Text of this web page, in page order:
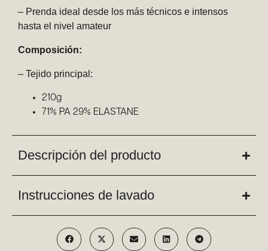
– Prenda ideal desde los más técnicos e intensos
hasta el nivel amateur
Composición:
– Tejido principal:
210g
71% PA 29% ELASTANE
Descripción del producto
Instrucciones de lavado